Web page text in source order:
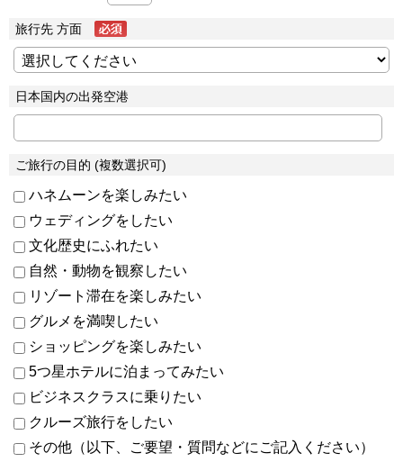
旅行先 方面
日本国内の出発空港
ご旅行の目的 (複数選択可)
ハネムーンを楽しみたい
ウェディングをしたい
文化歴史にふれたい
自然・動物を観察したい
リゾート滞在を楽しみたい
グルメを満喫したい
ショッピングを楽しみたい
5つ星ホテルに泊まってみたい
ビジネスクラスに乗りたい
クルーズ旅行をしたい
その他（以下、ご要望・質問などにご記入ください）